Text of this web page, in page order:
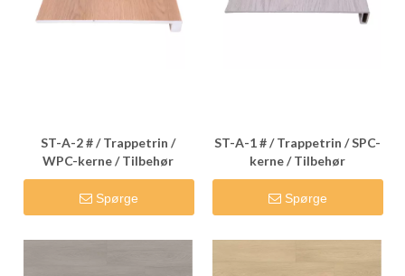
ST-A-2 # / Trappetrin /
WPC-kerne / Tilbehør
Spørge
ST-A-1 # / Trappetrin / SPC-
kerne / Tilbehør
Spørge